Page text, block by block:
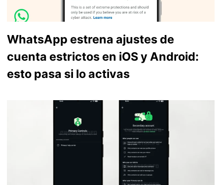
WhatsApp estrena ajustes de
cuenta estrictos en iOS y Android:
esto pasa si lo activas